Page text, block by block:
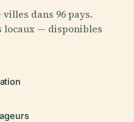
villes dans 96 pays.
locaux — disponibles